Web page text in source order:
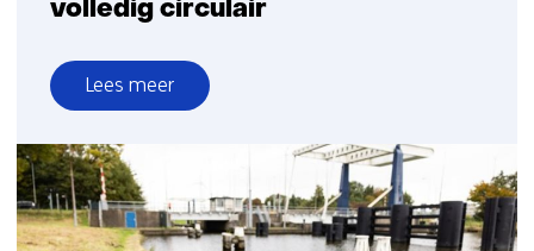
volledig circulair
Lees meer
over
Remontabele
duiker:
sneller
bouwen,